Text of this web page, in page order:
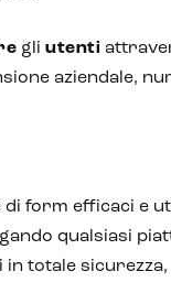
gli utenti
aziendale,
di form efficaci e
qualsiasi
totale sicurezza,